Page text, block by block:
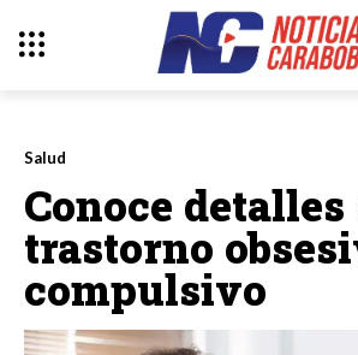
Salud
Conoce detalles
trastorno
compulsivo